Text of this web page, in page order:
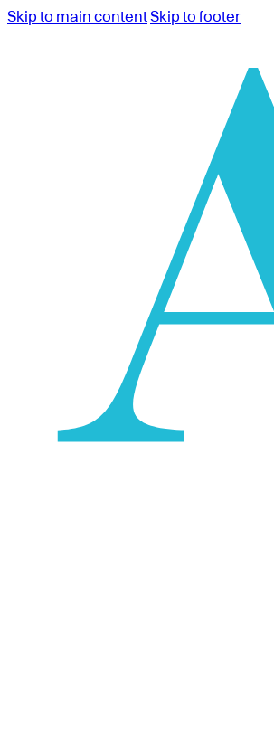
Skip to main contentSkip to footer